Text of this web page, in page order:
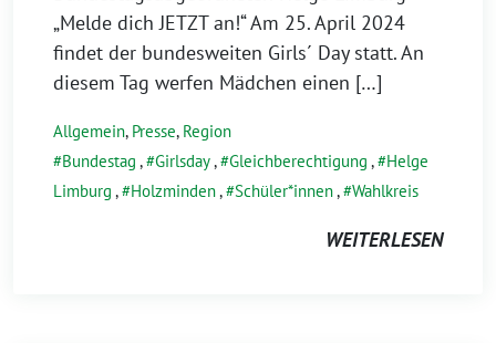
„Melde dich JETZT an!“ Am 25. April 2024
findet der bundesweiten Girls´ Day statt. An
diesem Tag werfen Mädchen einen […]
Allgemein, Presse, Region
Bundestag , Girlsday, Gleichberechtigung ,
Helge
Limburg , Holzminden, Schüler*innen, Wahlkreis
WEITERLESEN